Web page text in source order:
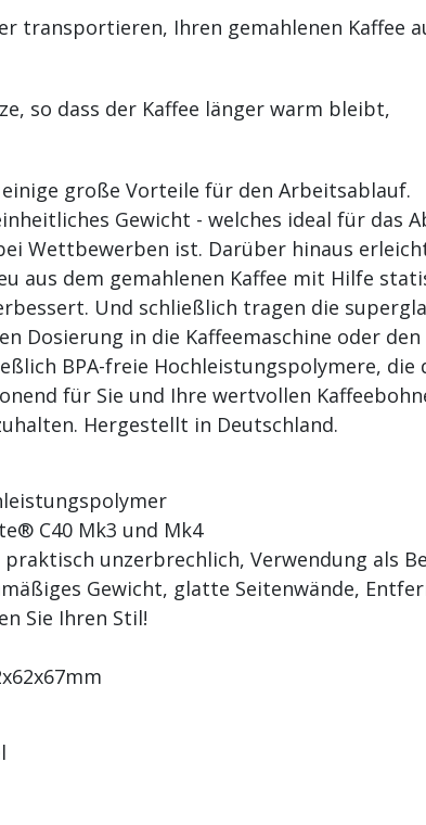
transportieren, Ihren gemahlenen Kaffee
so dass der Kaffee länger warm bleibt,
große Vorteile für den Arbeitsablauf.
Gewicht - welches ideal für das
Wettbewerben ist. Darüber hinaus
aus dem gemahlenen Kaffee mit Hilfe
Und schließlich tragen die
Dosierung in die Kaffeemaschine oder
BPA-freie Hochleistungspolymere,
für Sie und Ihre wertvollen
Hergestellt in Deutschland.
C40 Mk3 und Mk4
unzerbrechlich, Verwendung als
Gewicht, glatte Seitenwände,
Sie Ihren Stil!